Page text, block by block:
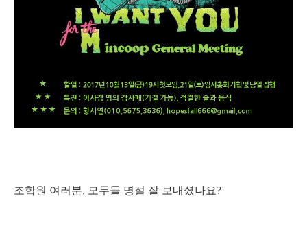
조합원 여러분, 모두들 명절 잘 보내셨나요?